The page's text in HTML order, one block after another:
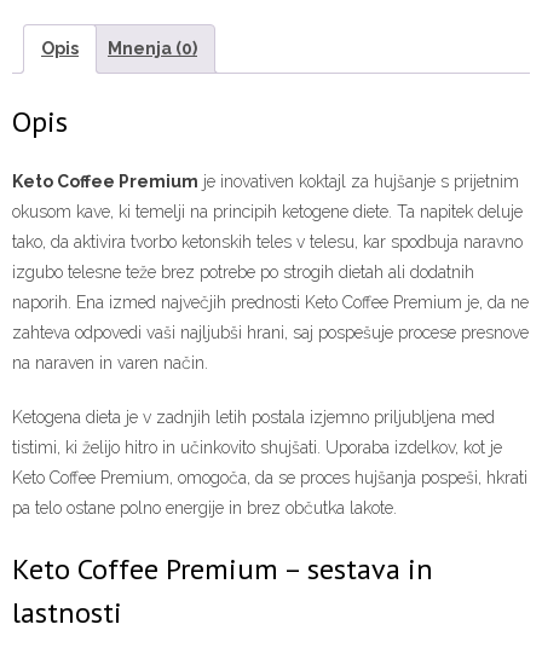
Opis Mnenja (0)
Opis
Keto Coffee Premium je inovativen koktajl za hujšanje s prijetnim
okusom kave, ki temelji na principih ketogene diete. Ta napitek deluje
tako, da aktivira tvorbo ketonskih teles v telesu, kar spodbuja naravno
izgubo telesne teže brez potrebe po strogih dietah ali dodatnih
naporih. Ena izmed največjih prednosti Keto Coffee Premium je, da ne
zahteva odpovedi vaši najljubši hrani, saj pospešuje procese presnove
na naraven in varen način.
Ketogena dieta je v zadnjih letih postala izjemno priljubljena med
tistimi, ki želijo hitro in učinkovito shujšati. Uporaba izdelkov, kot je
Keto Coffee Premium, omogoča, da se proces hujšanja pospeši, hkrati
pa telo ostane polno energije in brez občutka lakote.
Keto Coffee Premium – sestava in
lastnosti